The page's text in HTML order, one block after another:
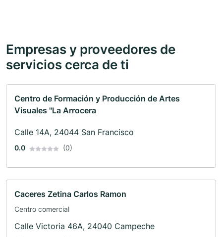
Empresas y proveedores de
servicios cerca de ti
Centro de Formación y Producción de Artes
Visuales "La Arrocera
Calle 14A, 24044 San Francisco
0.0 (0)
Caceres Zetina Carlos Ramon
Centro comercial
Calle Victoria 46A, 24040 Campeche